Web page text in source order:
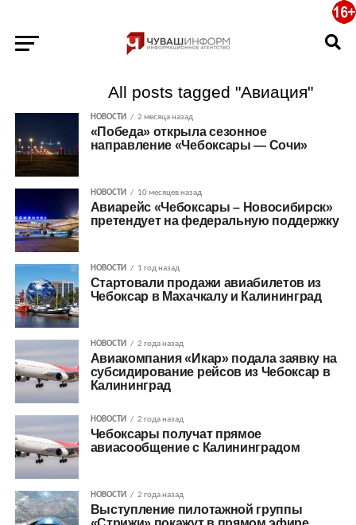
All posts tagged "Авиация"
НОВОСТИ 2 месяца назад
«Победа» открыла сезонное
направление «Чебоксары — Сочи»
НОВОСТИ 10 месяцев назад
Авиарейс «Чебоксары – Новосибирск»
претендует на федеральную поддержку
НОВОСТИ 1 год назад
Стартовали продажи авиабилетов из
Чебоксар в Махачкалу и Калининград
НОВОСТИ 2 года назад
Авиакомпания «Икар» подала заявку на
субсидирование рейсов из Чебоксар в
Калининград
НОВОСТИ 2 года назад
Чебоксары получат прямое
авиасообщение с Калининградом
НОВОСТИ 2 года назад
Выступление пилотажной группы